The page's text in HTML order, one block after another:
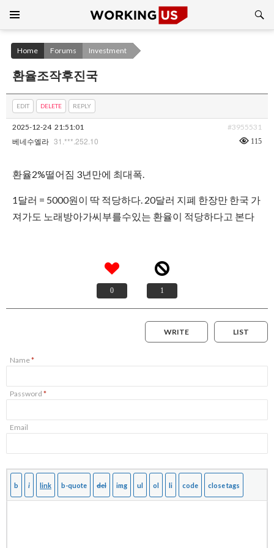
CONTENT
Home Forums Investment
환율조작후진국
EDIT DELETE REPLY
2025-12-24 21:51:01 #3955531
베네수엘라 31.***.252.10 115
환율2%떨어짐 3년만에 최대폭.
1달러 = 5000원이 딱 적당하다. 20달러 지폐 한장만 한국 가
져가도 노래방아가씨부를수있는 환율이 적당하다고 본다
0 1
LIST
WRITE
Name*
Password *
Email